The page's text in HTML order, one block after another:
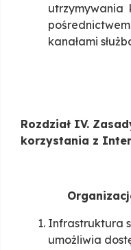
utrzymywania
kanałami
Rozdział IV.
korzystania z
Infrastruktura
umożliwia